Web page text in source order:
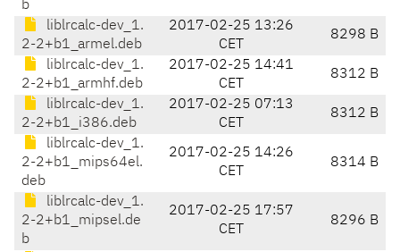
b
liblrcalc-dev_1.
2-2+b1_armel.deb
2017-02-25 13:26
CET
8298 B
liblrcalc-dev_1.
2-2+b1_armhf.deb
2017-02-25 14:41
CET
8312 B
liblrcalc-dev_1.
2-2+b1_i386.deb
2017-02-25 07:13
CET
8312 B
liblrcalc-dev_1.
2-2+b1_mips64el.
deb
2017-02-25 14:26
CET
8314 B
liblrcalc-dev_1.
2-2+b1_mipsel.de
b
2017-02-25 17:57
CET
8296 B